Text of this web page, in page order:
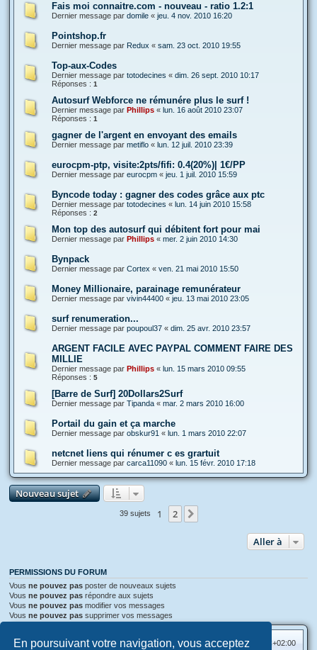
En poursuivant votre navigation, vous acceptez
Fais moi connaitre.com - nouveau - ratio 1.2:1
Dernier message par domile « jeu. 4 nov. 2010 16:20
Pointshop.fr
Dernier message par Redux « sam. 23 oct. 2010 19:55
Top-aux-Codes
Dernier message par totodecines « dim. 26 sept. 2010 10:17
Réponses : 1
Autosurf Webforce ne rémunére plus le surf !
Dernier message par Phillips « lun. 16 août 2010 23:07
Réponses : 1
gagner de l'argent en envoyant des emails
Dernier message par metiflo « lun. 12 juil. 2010 23:39
eurocpm-ptp, visite:2pts/fifi: 0.4(20%)| 1€/PP
Dernier message par eurocpm « jeu. 1 juil. 2010 15:59
Byncode today : gagner des codes grâce aux ptc
Dernier message par totodecines « lun. 14 juin 2010 15:58
Réponses : 2
Mon top des autosurf qui débitent fort pour mai
Dernier message par Phillips « mer. 2 juin 2010 14:30
Bynpack
Dernier message par Cortex « ven. 21 mai 2010 15:50
Money Millionaire, parainage remunérateur
Dernier message par vivin44400 « jeu. 13 mai 2010 23:05
surf renumeration...
Dernier message par poupoul37 « dim. 25 avr. 2010 23:57
ARGENT FACILE AVEC PAYPAL COMMENT FAIRE DES
MILLIE
Dernier message par Phillips « lun. 15 mars 2010 09:55
Réponses : 5
[Barre de Surf] 20Dollars2Surf
Dernier message par Tipanda « mar. 2 mars 2010 16:00
Portail du gain et ça marche
Dernier message par obskur91 « lun. 1 mars 2010 22:07
netcnet liens qui rénumer c es grartuit
Dernier message par carca11090 « lun. 15 févr. 2010 17:18
Nouveau sujet
39 sujets 1 2
Aller à
PERMISSIONS DU FORUM
Vous ne pouvez pas poster de nouveaux sujets
Vous ne pouvez pas répondre aux sujets
Vous ne pouvez pas modifier vos messages
Vous ne pouvez pas supprimer vos messages
Accueil Index du forum Heures au format UTC+02:00